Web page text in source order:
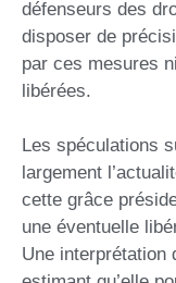
défenseurs des
disposer de
par ces mesures
libérées.
Les spéculations
largement
cette grâce
une éventuelle
Une interprétation